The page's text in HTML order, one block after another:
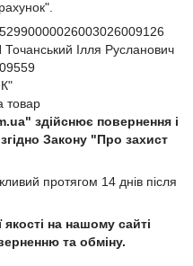
Ілля Русланович
товар
здійснює повернення і
Закону "Про захист
протягом 14 днів після
на нашому сайті
та обміну.